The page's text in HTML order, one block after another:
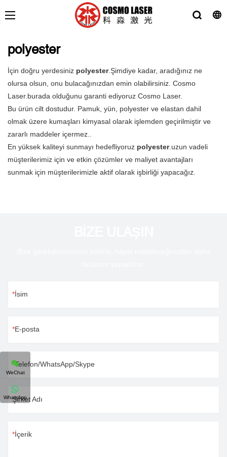
polyester
İçin doğru yerdesiniz polyester.Şimdiye kadar, aradığınız ne
olursa olsun, onu bulacağınızdan emin olabilirsiniz. Cosmo
Laser.burada olduğunu garanti ediyoruz Cosmo Laser.
Bu ürün cilt dostudur. Pamuk, yün, polyester ve elastan dahil
olmak üzere kumaşları kimyasal olarak işlemden geçirilmiştir ve
zararlı maddeler içermez..
En yüksek kaliteyi sunmayı hedefliyoruz polyester.uzun vadeli
müşterilerimiz için ve etkin çözümler ve maliyet avantajları
sunmak için müşterilerimizle aktif olarak işbirliği yapacağız.
İsim
E-posta
Telefon/WhatsApp/Skype
Şirket Adı
İçerik
WeChat
WhatsApp